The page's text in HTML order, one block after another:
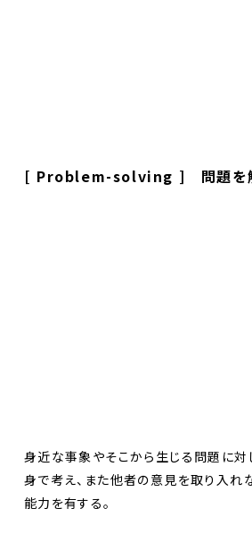
[ Problem-solving ] 問題を
身近な事象やそこから生じる問題に対
身で考え、また他者の意見を取り入れ
能力を有する。